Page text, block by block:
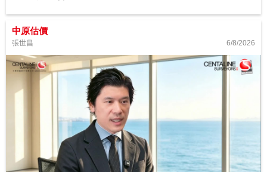
中原估價
張世昌 6/8/2026